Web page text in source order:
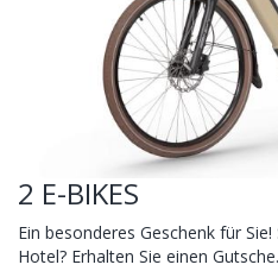
2 E-BIKES
Ein besonderes Geschenk für
Hotel? Erhalten Sie einen